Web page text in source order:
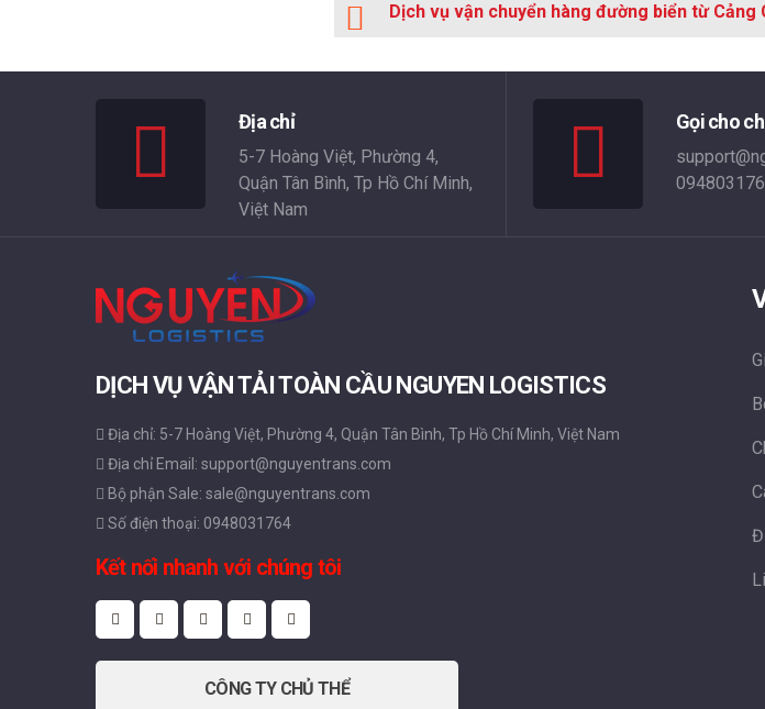
Dịch vụ vận chuyển hàng đường biển từ
Địa chỉ
5-7 Hoàng Việt, Phường 4,
Quận Tân Bình, Tp Hồ Chí Minh,
Việt Nam
Gọi cho
DỊCH VỤ VẬN TẢI TOÀN CẦU NGUYEN LOGISTICS
Địa chỉ: 5-7 Hoàng Việt, Phường 4, Quận Tân Bình, Tp Hồ Chí Minh, Việt Nam
Địa chỉ Email: support@nguyentrans.com
Bộ phận Sale: sale@nguyentrans.com
Số điện thoại: 0948031764
Kết nối nhanh với chúng tôi
CÔNG TY CHỦ THỂ